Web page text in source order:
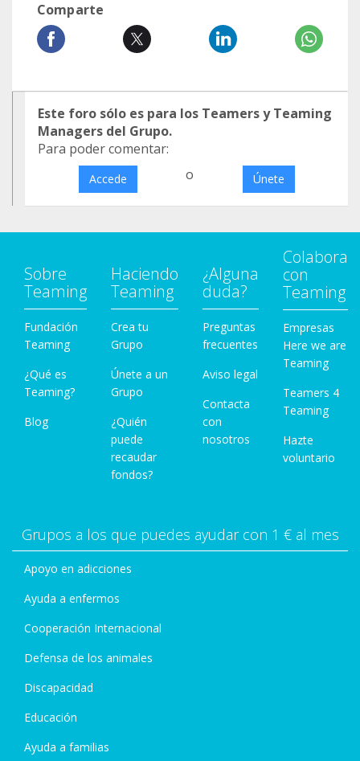
Comparte
Este foro sólo es para los Teamers y Teaming
Managers del Grupo.
Para poder comentar:
Accede o Únete
Sobre
Teaming
Fundación
Teaming
¿Qué es
Teaming?
Blog
Haciendo
Teaming
Crea tu
Grupo
Únete a un
Grupo
¿Quién
puede
recaudar
fondos?
¿Alguna
duda?
Preguntas
frecuentes
Aviso legal
Contacta
con
nosotros
Colabora
con
Teaming
Empresas
Here we are
Teaming
Teamers 4
Teaming
Hazte
voluntario
Grupos a los que puedes ayudar con 1 € al mes
Apoyo en adicciones
Ayuda a enfermos
Cooperación Internacional
Defensa de los animales
Discapacidad
Educación
Ayuda a familias